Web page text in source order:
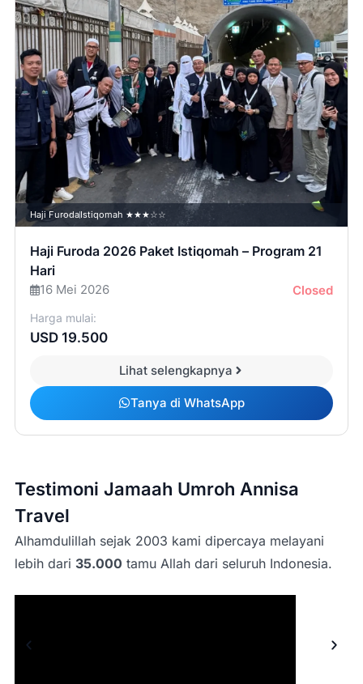
Haji FurodaIstiqomah ★★★☆☆
Haji Furoda 2026 Paket Istiqomah – Program 21
Hari
16 Mei 2026 Closed
Harga mulai:
USD 19.500
Lihat selengkapnya
Tanya di WhatsApp
Testimoni Jamaah Umroh Annisa
Travel
Alhamdulillah sejak 2003 kami dipercaya melayani
lebih dari 35.000 tamu Allah dari seluruh Indonesia.